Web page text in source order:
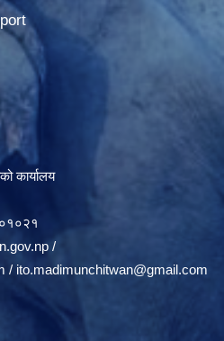
कार्यालय
/
/ ito.madimunchitwan@gmail.com